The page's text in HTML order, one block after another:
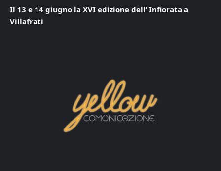
Il 13 e 14 giugno la XVI edizione dell’ Infiorata a
Villafrati